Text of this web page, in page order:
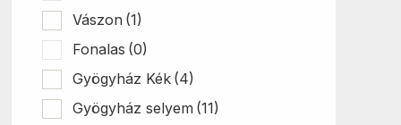
Vászon (1)
Fonalas (0)
Gyögyház Kék (4)
Gyögyház selyem (11)